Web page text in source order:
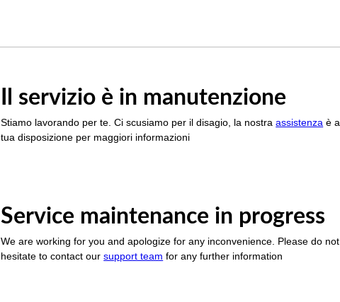
Il servizio è in manutenzione
Stiamo lavorando per te. Ci scusiamo per il disagio, la nostraassistenza è a
tua disposizione per maggiori informazioni
Service maintenance in progress
We are working for you and apologize for any inconvenience. Please do not
hesitate to contact oursupport team for any further information